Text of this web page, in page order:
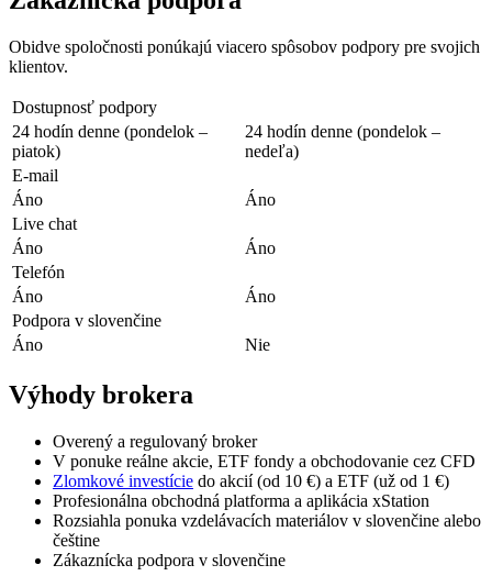
Obidve spoločnosti ponúkajú viacero spôsobov podpory pre svojich
klientov.
Dostupnosť podpory
24 hodín denne (pondelok –
piatok)
24 hodín denne (pondelok –
nedeľa)
E-mail
Áno
Áno
Live chat
Áno
Áno
Telefón
Áno
Áno
Podpora v slovenčine
Áno
Nie
Výhody brokera
Overený a regulovaný broker
V ponuke reálne akcie, ETF fondy a obchodovanie cez CFD
Zlomkové investície do akcií (od 10 €) a ETF (už od 1 €)
Profesionálna obchodná platforma a aplikácia xStation
Rozsiahla ponuka vzdelávacích materiálov v slovenčine alebo
češtine
Zákaznícka podpora v slovenčine